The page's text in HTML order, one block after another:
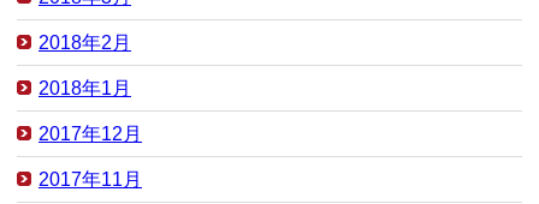
2018年2月
2018年1月
2017年12月
2017年11月